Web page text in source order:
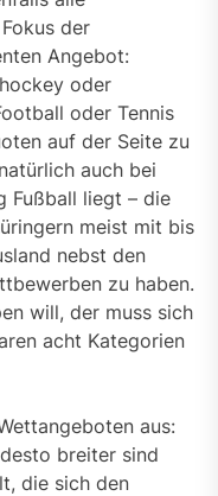
der
Angebot:
oder
oder Tennis
auf der Seite zu
auch bei
Fußball liegt – die
meist mit bis
nebst den
zu haben.
will, der muss sich
acht Kategorien
aus:
breiter sind
die sich den